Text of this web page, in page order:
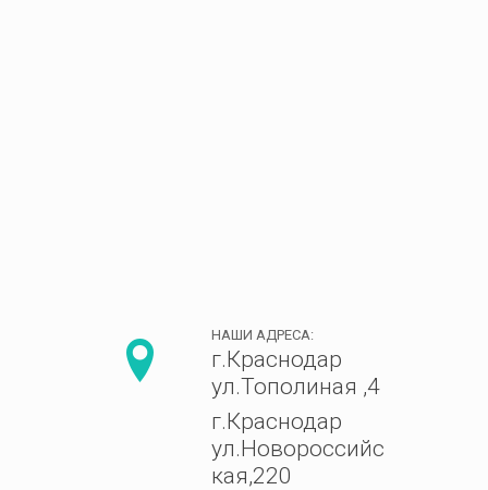
НАШИ АДРЕСА:
г.Краснодар
ул.Тополиная ,4
г.Краснодар
ул.Новороссийс
кая,220